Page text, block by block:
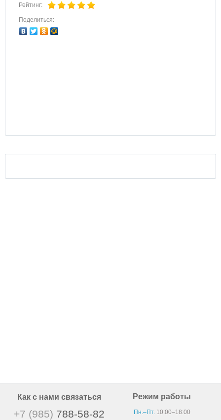
Рейтинг:
Поделиться:
Как с нами связаться
+7 (985) 788-58-82
Режим работы
Пн.–Пт.10:00–18:00